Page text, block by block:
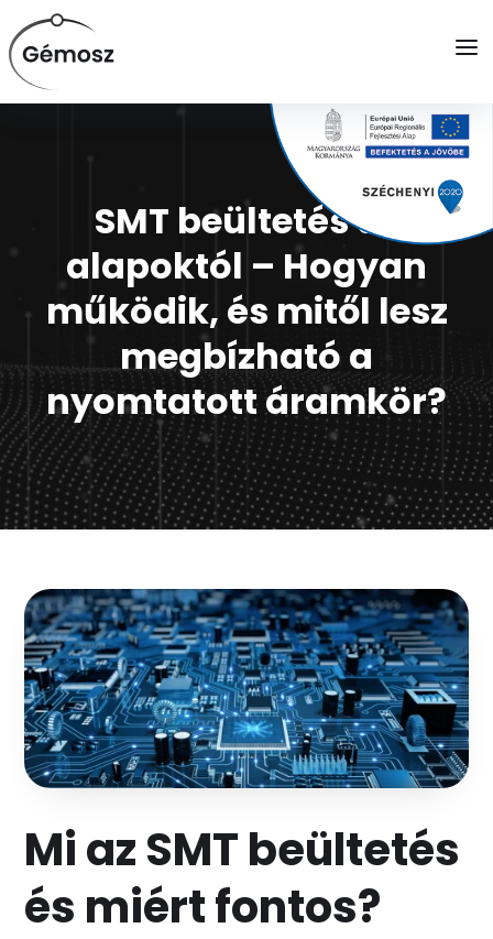
a
SMT beültetés az
alapoktól – Hogyan
működik, és mitől lesz
megbízható a
nyomtatott áramkör?
Mi az SMT beültetés
és miért fontos?